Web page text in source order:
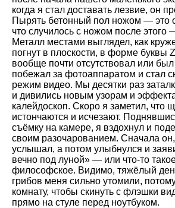
когда я стал доставать лезвие, он
Пырять бетонный пол ножом — это
что случилось с ножом после этого
Металл местами выглядел, как
погнут в плоскости, в форме буквы
вообще почти отсутствовал или
побежал за фотоаппаратом и стал
режим видео. Мы десятки раз
и дивились новым узорам и
калейдоскоп. Скоро я заметил, что
истончаются и исчезают.
съёмку на камере, я вздохнул и
своим разочарованием. Сначала
услышал, а потом улыбнулся и
вечно под луной» — или что-то
философское. Видимо, тяжёлый
грибов меня сильно утомили,
комнату, чтобы скинуть с флэшки
прямо на стуле перед ноутбуком.